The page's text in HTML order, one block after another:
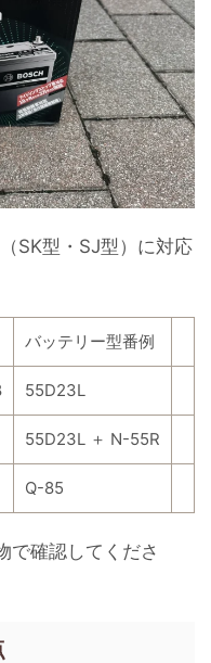
SK型・SJ型）に対応
バッテリー型番例
55D23L
55D23L ＋ N-55R
Q-85
で確認してくださ